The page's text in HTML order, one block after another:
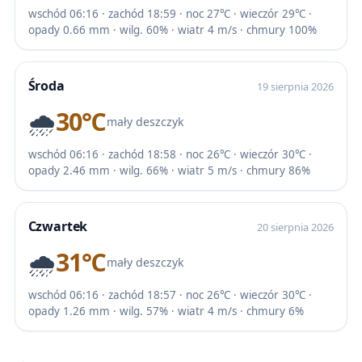
wschód 06:16 · zachód 18:59 · noc 27℃ · wieczór 29℃ ·
opady 0.66 mm · wilg. 60% · wiatr 4 m/s · chmury 100%
Środa 19 sierpnia 2026
🌧️30℃mały deszczyk
wschód 06:16 · zachód 18:58 · noc 26℃ · wieczór 30℃ ·
opady 2.46 mm · wilg. 66% · wiatr 5 m/s · chmury 86%
Czwartek 20 sierpnia 2026
🌧️31℃mały deszczyk
wschód 06:16 · zachód 18:57 · noc 26℃ · wieczór 30℃ ·
opady 1.26 mm · wilg. 57% · wiatr 4 m/s · chmury 6%